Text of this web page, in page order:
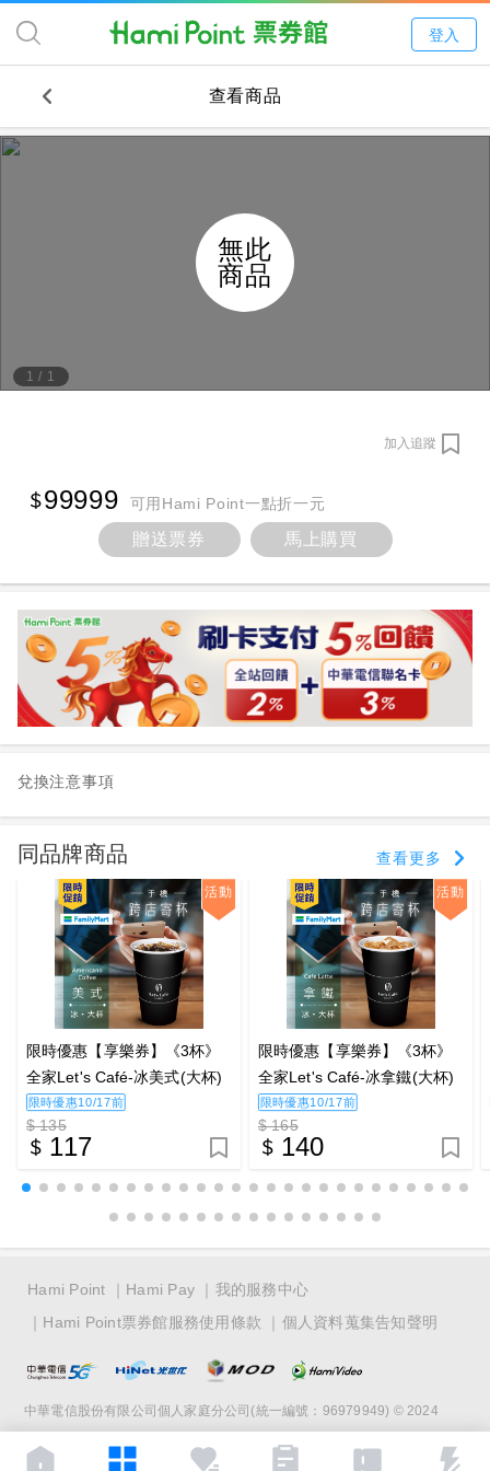
登入
查看商品
1 / 1
無此
商品
加入追蹤
99999 可用Hami Point一點折一元
贈送票券 馬上購買
兌換注意事項
同品牌商品 查看更多
活動
限時優惠【享樂券】《3杯》
全家Let's Café-冰美式(大杯)
限時優惠10/17前
$ 135
117
活動
限時優惠【享樂券】《3杯》
全家Let's Café-冰拿鐵(大杯)
限時優惠10/17前
$ 165
140
Hami Point Hami Pay
我的服務中心
Hami Point票券館服務使用條款
個人資料蒐集告知聲明
中華電信股份有限公司個人家庭分公司(統一編號：96979949) © 2024